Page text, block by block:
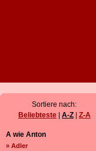
Sortiere nach:
Beliebteste
A-Z Z-A
A wie Anton
» Adler